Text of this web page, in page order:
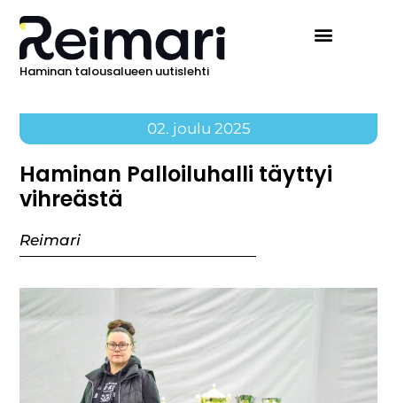
Haminan talousalueen uutislehti
02. joulu 2025
Haminan Palloiluhalli täyttyi
vihreästä
Reimari